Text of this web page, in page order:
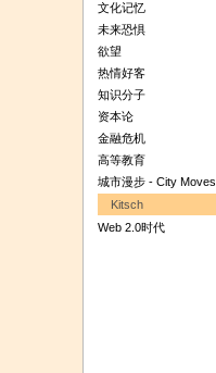
文化记忆
未来恐惧
欲望
热情好客
知识分子
资本论
金融危机
高等教育
城市漫步 - City Moves
Kitsch
Web 2.0时代